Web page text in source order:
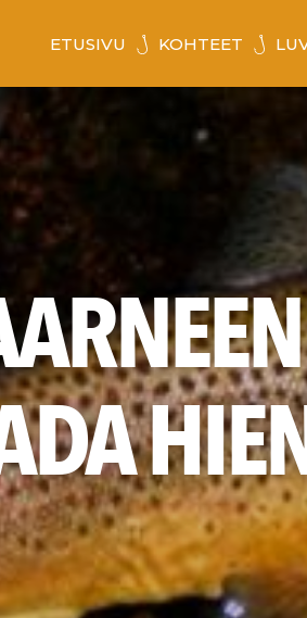
ETUSIVU KOHTEET